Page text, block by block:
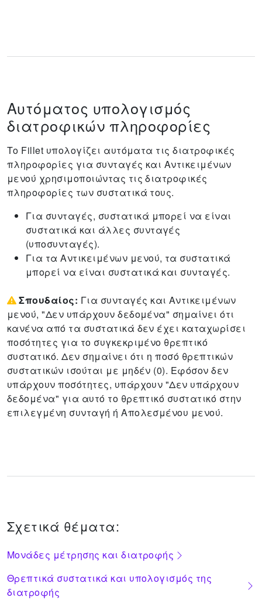
Αυτόματος υπολογισμός
διατροφικών πληροφορίες
Το Fillet υπολογίζει αυτόματα τις διατροφικές
πληροφορίες για συνταγές και Aντικειμένων
μενού χρησιμοποιώντας τις διατροφικές
πληροφορίες των συστατικά τους.
Για συνταγές, συστατικά μπορεί να είναι
συστατικά και άλλες συνταγές
(υποσυνταγές).
Για τα Aντικειμένων μενού, τα συστατικά
μπορεί να είναι συστατικά και συνταγές.
Σπουδαίος: Για συνταγές και Aντικειμένων
μενού, "Δεν υπάρχουν δεδομένα" σημαίνει ότι
κανένα από τα συστατικά δεν έχει καταχωρίσει
ποσότητες για το συγκεκριμένο θρεπτικό
συστατικό. Δεν σημαίνει ότι η ποσό θρεπτικών
συστατικών ισούται με μηδέν (0). Εφόσον δεν
υπάρχουν ποσότητες, υπάρχουν "Δεν υπάρχουν
δεδομένα" για αυτό το θρεπτικό συστατικό στην
επιλεγμένη συνταγή ή Aπολεσμένου μενού.
Σχετικά θέματα:
Μονάδες μέτρησης και διατροφής
Θρεπτικά συστατικά και υπολογισμός της
διατροφής